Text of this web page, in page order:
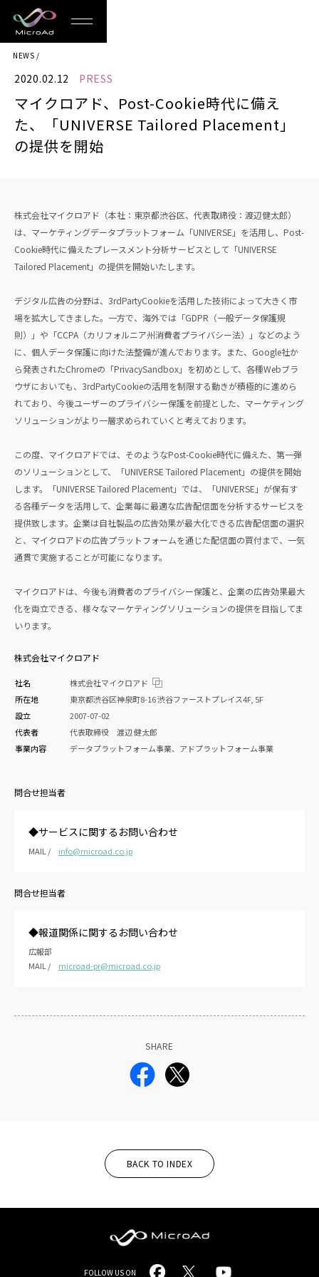
MicroAd
-
Redesigning
the
Future
NEWS
2020.02.12 PRESS
マイクロアド、Post-Cookie時代に備え
た、「UNIVERSE Tailored Placement」
の提供を開始
株式会社マイクロアド（本社：東京都渋谷区、代表取締役：渡辺健太郎）
は、マーケティングデータプラットフォーム「UNIVERSE」を活用し、Post-
Cookie時代に備えたプレースメント分析サービスとして「UNIVERSE
Tailored Placement」の提供を開始いたします。
デジタル広告の分野は、3rdPartyCookieを活用した技術によって大きく市
場を拡大してきました。一方で、海外では「GDPR（⼀般データ保護規
則）」や「CCPA（カリフォルニア州消費者プライバシー法）」などのよう
に、個人データ保護に向けた法整備が進んでおります。また、Google社か
ら発表されたChromeの「PrivacySandbox」を初めとして、各種Webブラ
ウザにおいても、3rdPartyCookieの活用を制限する動きが積極的に進めら
れており、今後ユーザーのプライバシー保護を前提とした、マーケティング
ソリューションがより一層求められていくと考えております。
この度、マイクロアドでは、そのようなPost-Cookie時代に備えた、第一弾
のソリューションとして、「UNIVERSE Tailored Placement」の提供を開始
します。「UNIVERSE Tailored Placement」では、「UNIVERSE」が保有す
る各種データを活用して、企業毎に最適な広告配信面を分析するサービスを
提供致します。企業は自社製品の広告効果が最大化できる広告配信面の選択
と、マイクロアドの広告プラットフォームを通じた配信面の買付まで、一気
通貫で実施することが可能になります。
マイクロアドは、今後も消費者のプライバシー保護と、企業の広告効果最大
化を両立できる、様々なマーケティングソリューションの提供を目指してま
いります。
株式会社マイクロアド
社名
株式会社マイクロアド
所在地
東京都渋谷区神泉町8-16 渋谷ファーストプレイス4F, 5F
設立
2007-07-02
代表者
代表取締役 渡辺 健太郎
事業内容
データプラットフォーム事業、アドプラットフォーム事業
問合せ担当者
◆サービスに関するお問い合わせ
MAIL / info@microad.co.jp
問合せ担当者
◆報道関係に関するお問い合わせ
広報部
MAIL /
microad-pr@microad.co.jp
SHARE
BACK TO INDEX
MicroAd
FOLLOW US ON